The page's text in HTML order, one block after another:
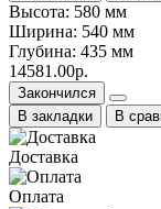
Высота: 580 мм
Ширина: 540 мм
Глубина: 435 мм
14581.00р.
Закончился
В закладки
В
Доставка
Оплата